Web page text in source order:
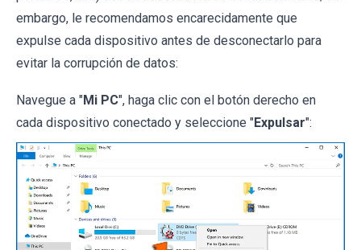
embargo, le recomendamos encarecidamente que
expulse cada dispositivo antes de desconectarlo para
evitar la corrupción de datos:
Navegue a "Mi PC", haga clic con el botón derecho en
cada dispositivo conectado y seleccione "Expulsar":